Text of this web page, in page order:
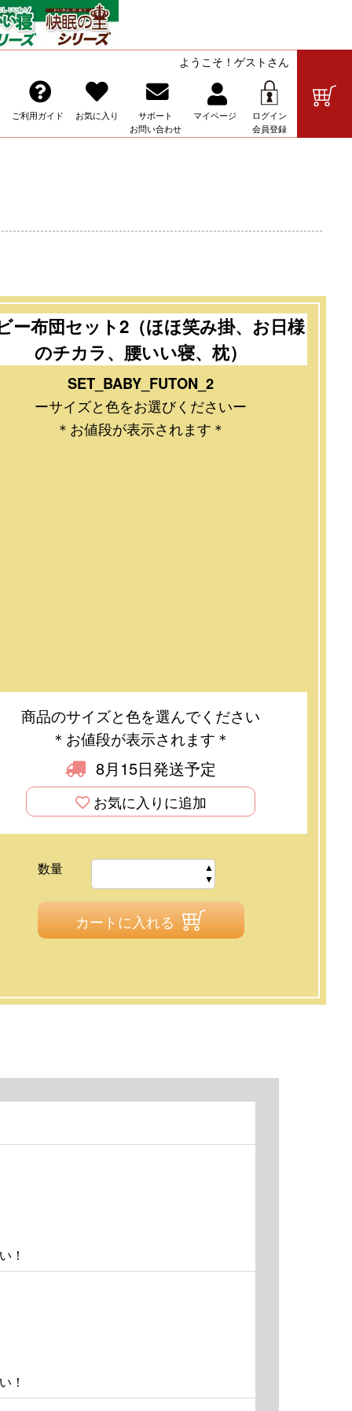
ようこそ！ゲストさん
ご利用ガイド お気に入り
サポート
お問い合わせ
マイページ
ログイン
会員登録
ー布団セット2（ほほ笑み掛、お日様
のチカラ、腰いい寝、枕）
SET_BABY_FUTON_2
ーサイズと色をお選びくださいー
＊お値段が表示されます＊
商品のサイズと色を選んでください
＊お値段が表示されます＊
8月15日発送予定
お気に入りに追加
数量
カートに入れる
！
！